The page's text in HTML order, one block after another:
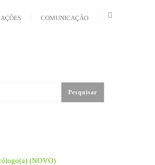
COMUNICAÇÃO
Pesquisar
(NOVO)